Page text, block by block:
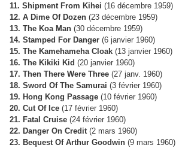
11. Shipment From Kihei (16 décembre 1959)
12. A Dime Of Dozen (23 décembre 1959)
13. The Koa Man (30 décembre 1959)
14. Stamped For Danger (6 janvier 1960)
15. The Kamehameha Cloak (13 janvier 1960)
16. The Kikiki Kid (20 janvier 1960)
17. Then There Were Three (27 janv. 1960)
18. Sword Of The Samurai (3 février 1960)
19. Hong Kong Passage (10 février 1960)
20. Cut Of Ice (17 février 1960)
21. Fatal Cruise (24 février 1960)
22. Danger On Credit (2 mars 1960)
23. Bequest Of Arthur Goodwin (9 mars 1960)